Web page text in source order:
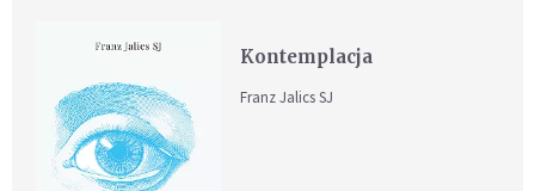
Kontemplacja
Franz Jalics SJ